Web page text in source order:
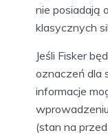
nie posiadają
klasycznych
Jeśli Fisker
oznaczeń dla
informacje
(stan na